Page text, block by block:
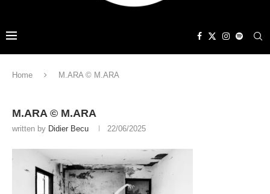
Home M.ARA © M.ARA
M.ARA © M.ARA
written by Didier Becu 22/06/2025